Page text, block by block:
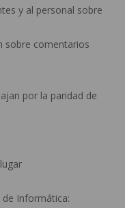
y al personal sobre
sobre comentarios
por la paridad de
Informática: